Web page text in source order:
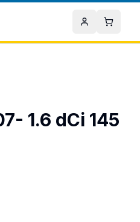
Mitt konto
1.6 dCi 145